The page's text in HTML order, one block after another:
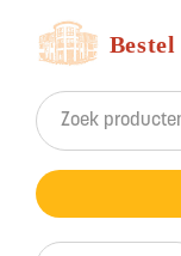
Search for: